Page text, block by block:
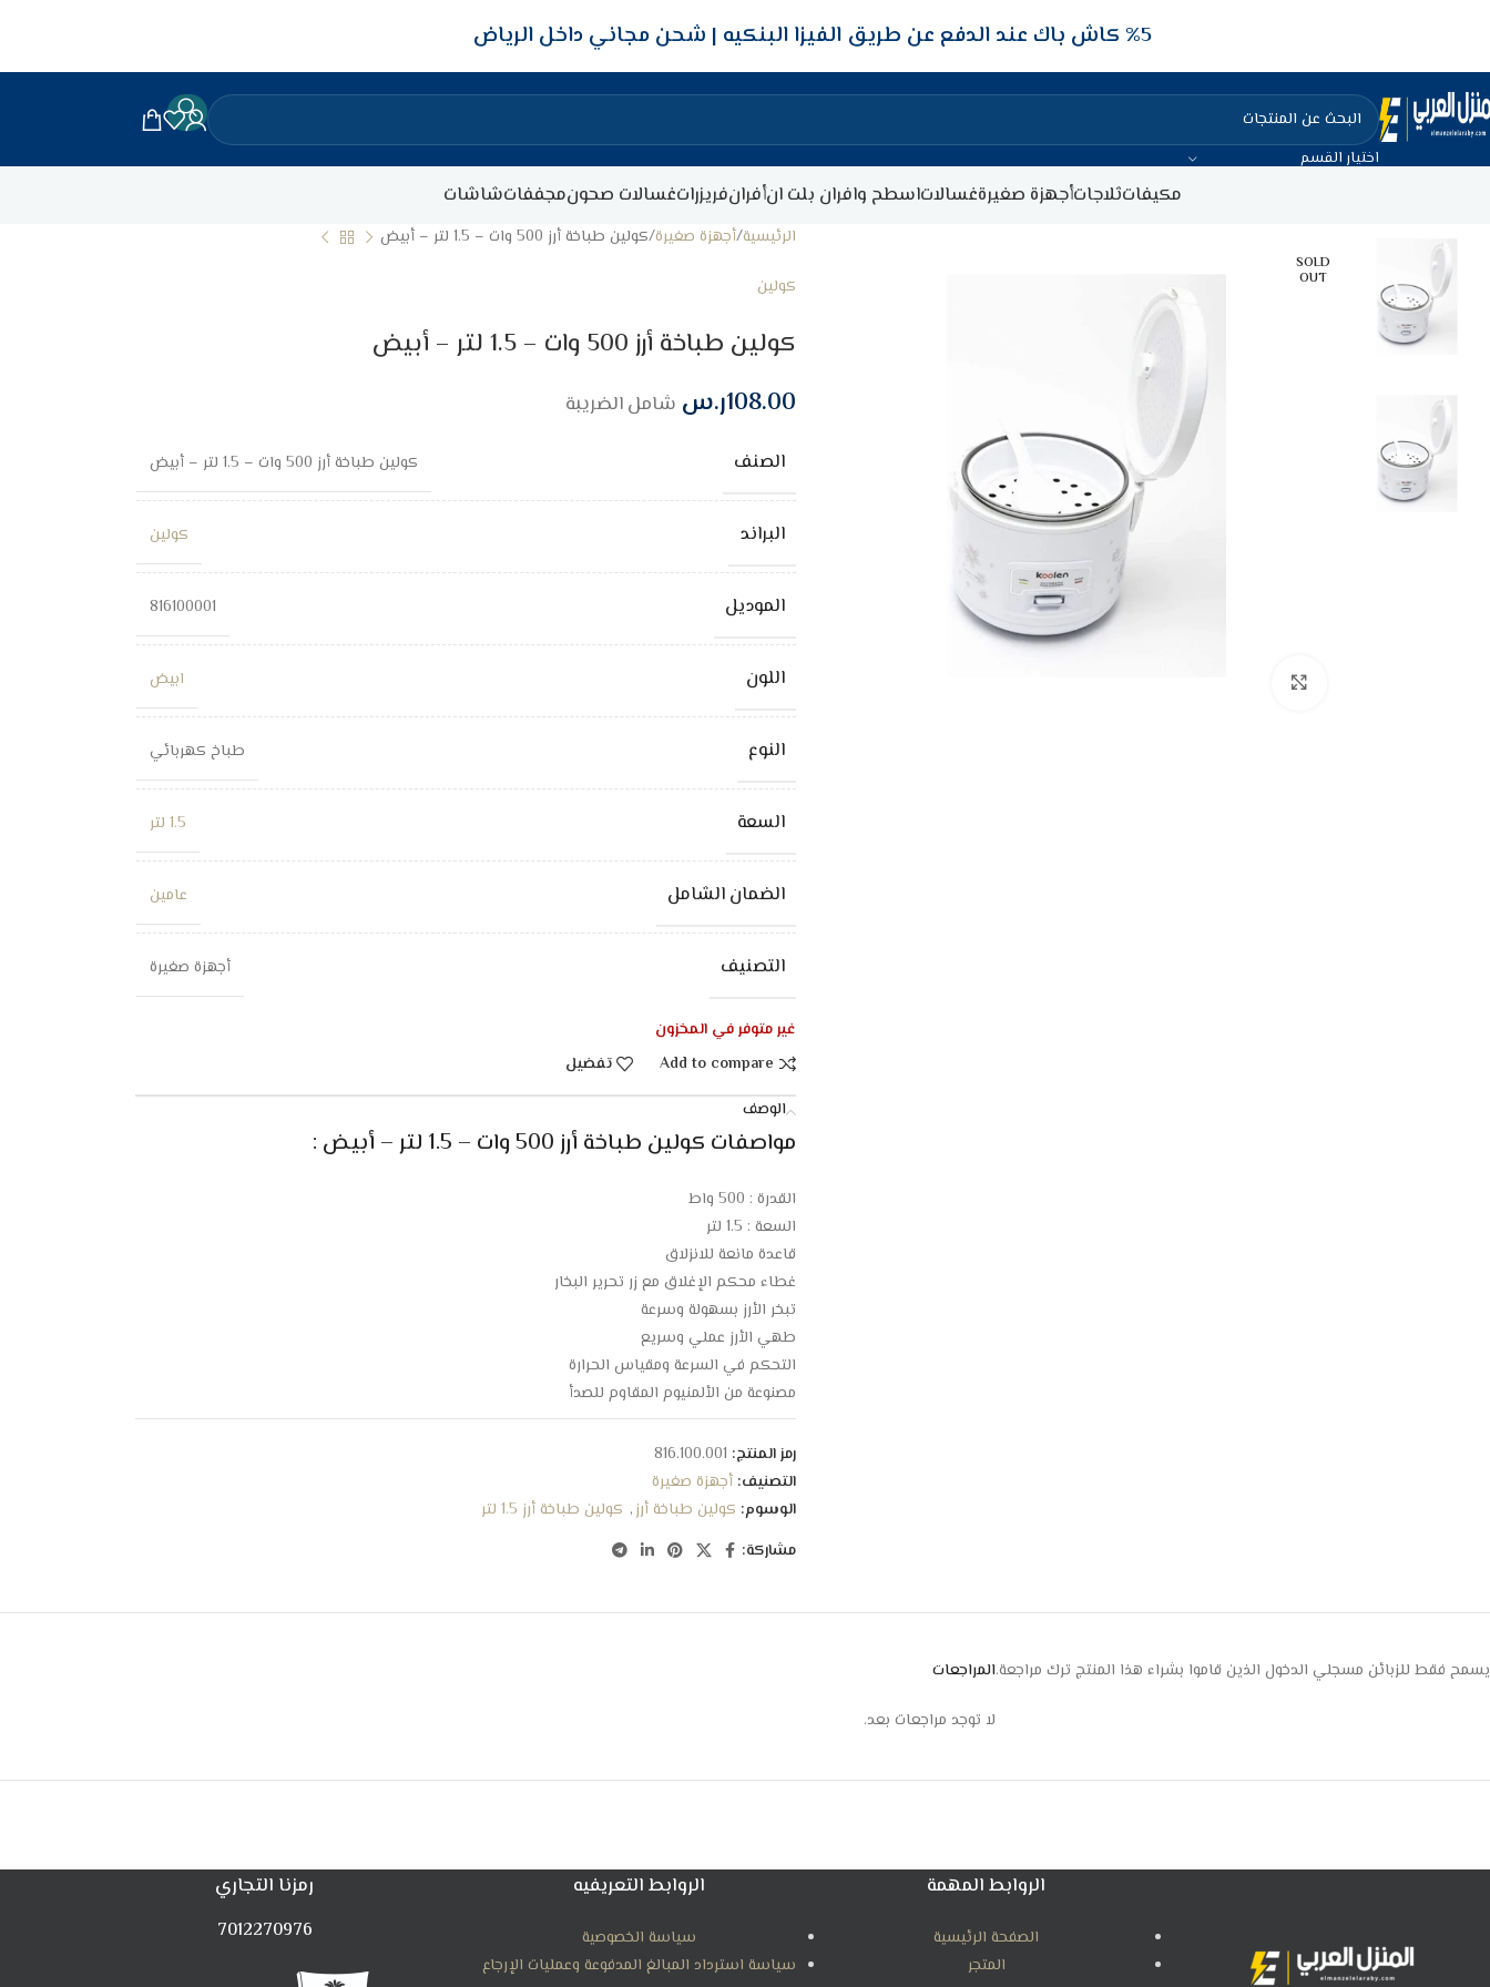
5‎% كاش باك عند الدفع عن طريق الفيزا البنكيه شحن مجاني داخل الرياض
اختيار القسم
مكيفاتثلاجاتأجهزة صغيرةغسالاتاسطح وافران بلت انأفرانفريزراتغسالات صحونمجففاتشاشات
SOLD
OUT
الرئيسية أجهزة صغيرة كولين طباخة أرز 500 وات – 1.5 لتر – أبيض
كولين
كولين طباخة أرز 500 وات – 1.5 لتر – أبيض
108.00ر.س شامل الضريبة
الصنف كولين طباخة أرز 500 وات – 1.5 لتر – أبيض
البراند كولين
الموديل 816100001
اللون ابيض
النوع طباخ كهربائي
السعة 1.5 لتر
الضمان الشامل عامين
التصنيف أجهزة صغيرة
غير متوفر في المخزون
Add to compare
تفضيل
الوصف
مواصفات كولين طباخة أرز 500 وات – 1.5 لتر – أبيض :
القدرة : 500 واط
السعة : 1.5 لتر
قاعدة مانعة للانزلاق
غطاء محكم الإغلاق مع زر تحرير البخار
تبخر الأرز بسهولة وسرعة
طهي الأرز عملي وسريع
التحكم في السرعة ومقياس الحرارة
مصنوعة من الألمنيوم المقاوم للصدأ
طلاء داخلي يقلل من الحاجة إلى الزيت
الأبعاد 27.8 * 27 * 25.8 سم
رمز المنتج: 816.100.001
التصنيف: أجهزة صغيرة
الوسوم: كولين طباخة أرز, كولين طباخة أرز 1.5 لتر
مشاركة:
المراجعات
لا توجد مراجعات بعد.
يسمح فقط للزبائن مسجلي الدخول الذين قاموا بشراء هذا المنتج ترك مراجعة.
الروابط المهمة
الصفحة الرئيسية
المتجر
الروابط التعريفيه
سياسة الخصوصية
سياسة استرداد المبالغ المدفوعة وعمليات الإرجاع
رمزنا التجاري
7012270976